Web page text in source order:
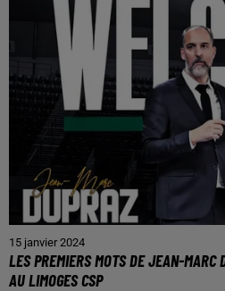
15 janvier 2024
LES PREMIERS MOTS DE JEAN-MARC
AU LIMOGES CSP